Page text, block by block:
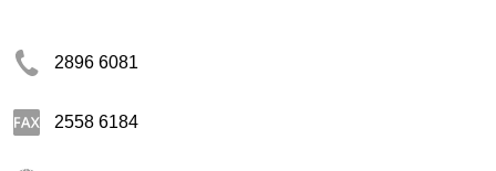
2896 6081
2558 6184